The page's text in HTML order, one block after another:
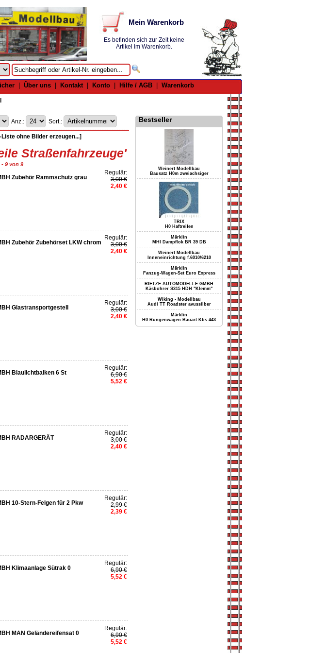
Mein Warenkorb
Es befinden sich zur Zeit keine
Artikel im Warenkorb.
Über uns Kontakt| Konto Hilfe / AGB Warenkorb
Anz.: Sort.:
ohne Bilder erzeugen...]
Straßenfahrzeuge'
9 von 9
Zubehör Rammschutz grau
Regulär:
3,00 €
2,40 €
Zubehör Zubehörset LKW chrom
Regulär:
3,00 €
2,40 €
Glastransportgestell
Regulär:
3,00 €
2,40 €
Blaulichtbalken 6 St
Regulär:
6,90 €
5,52 €
RADARGERÄT
Regulär:
3,00 €
2,40 €
10-Stern-Felgen für 2 Pkw
Regulär:
2,99 €
2,39 €
Klimaanlage Sütrak 0
Regulär:
6,90 €
5,52 €
MAN Geländereifensat 0
Regulär:
6,90 €
5,52 €
Bestseller
Weinert Modellbau
Bausatz H0m zweiachsiger
TRIX
H0 Haftreifen
Märklin
MHI Dampflok BR 39 DB
Weinert Modellbau
Inneneinrichtung f.6010/6210
Märklin
Fanzug-Wagen-Set Euro Express
RIETZE AUTOMODELLE GMBH
Käsbohrer S315 HDH "Klemm"
Wiking - Modellbau
Audi TT Roadster avussilber
Märklin
H0 Rungenwagen Bauart Kbs 443